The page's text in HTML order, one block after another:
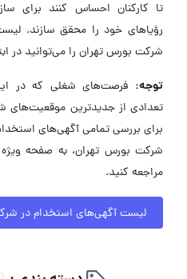
تا کارکنان احساس کنند برای
رؤیاهای خود را محقق سازند.
شرکت بورس تهران را می‌توانید در
توجه: فرصت‌های شغلی که در
تعدادی از جدیدترین
برای بررسی تمامی آگهی‌های
شرکت بورس تهران، به صفحه
مراجعه کنید.
لیست آگهی‌های استخدام در